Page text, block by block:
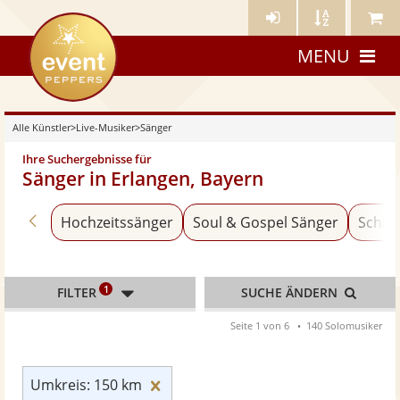
Künstler- Künstler Meine
eventpeppers
MENU
Alle Künstler>Live-Musiker>Sänger
Ihre Suchergebnisse für
Sänger in Erlangen, Bayern
Zurück zu «Live-Musiker»
Hochzeitssänger Soul & Gospel Sänger
Umkreis: 150 km
FILTER 1 SUCHE ÄNDERN
Seite 1 von 6 140 Solomusiker